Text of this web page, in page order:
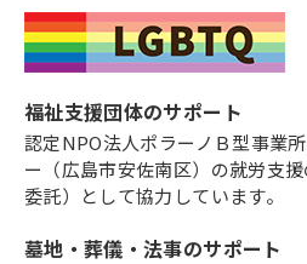
福祉支援団体のサポート
認定NPO法人ポラーノＢ型事業
ー（広島市安佐南区）の就労支
委託）として協力しています。
墓地・葬儀・法事のサポート